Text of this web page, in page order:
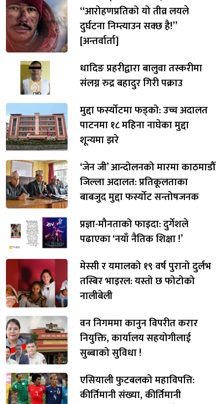
“आरोहणप्रतिको यो तीव्र लयले
दुर्घटना निम्त्याउन सक्छ है!”
[अन्तर्वार्ता]
धादिङ प्रहरीद्वारा बालुवा तस्करीमा
संलग्न रुद्र बहादुर गिरी पक्राउ
मुद्दा फर्स्योटमा फड्को: उच्च अदालत
पाटनमा १८ महिना नाघेका मुद्दा
शून्यमा झरे
‘जेन जी’ आन्दोलनको मारमा काठमाडौँ
जिल्ला अदालत: प्रतिकूलताका
बाबजुद मुद्दा फर्स्योट सन्तोषजनक
प्रज्ञा-मौनताको फाइदा: दुर्गेशले
पढाएका ‘नयाँ नैतिक शिक्षा !’
मेस्सी र यमालको १९ वर्ष पुरानो दुर्लभ
तस्बिर भाइरल: यस्तो छ फोटोको
नालीबेली
वन निगममा कानुन विपरीत करार
नियुक्ति, कार्यालय सहयोगीलाई
सुब्बाको सुविधा !
एसियाली फुटबलको महाविपत्ति:
कीर्तिमानी संख्या, कीर्तिमानी